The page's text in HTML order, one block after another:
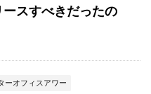
スすべきだったの
ーオフィスアワー